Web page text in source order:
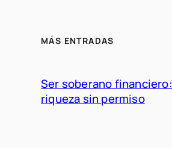
MÁS ENTRADAS
Ser soberano financiero:
riqueza sin permiso